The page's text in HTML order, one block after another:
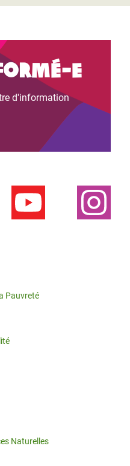
e
d'information
Pauvreté
Naturelles